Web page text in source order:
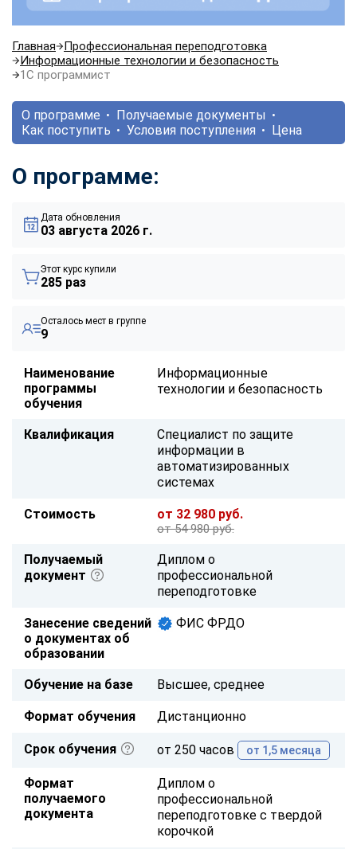
Главная
Профессиональная переподготовка
Информационные технологии и безопасность
1С программист
О программе
Получаемые документы
Как поступить
Условия поступления Цена
О программе:
Дата обновления
03 августа 2026 г.
Этот курс купили
285 раз
Осталось мест в группе
9
Наименование
программы
обучения
Информационные
технологии и безопасность
Квалификация
Специалист по защите
информации в
автоматизированных
системах
Стоимость от 32 980 руб.
от 54 980 руб.
Получаемый
документ
Диплом о
профессиональной
переподготовке
Занесение сведений
о документах об
образовании
ФИС ФРДО
Обучение на базе Высшее, среднее
Формат обучения Дистанционно
Срок обучения от 250 часов от 1,5 месяца
Формат
получаемого
документа
Диплом о
профессиональной
переподготовке с твердой
корочкой